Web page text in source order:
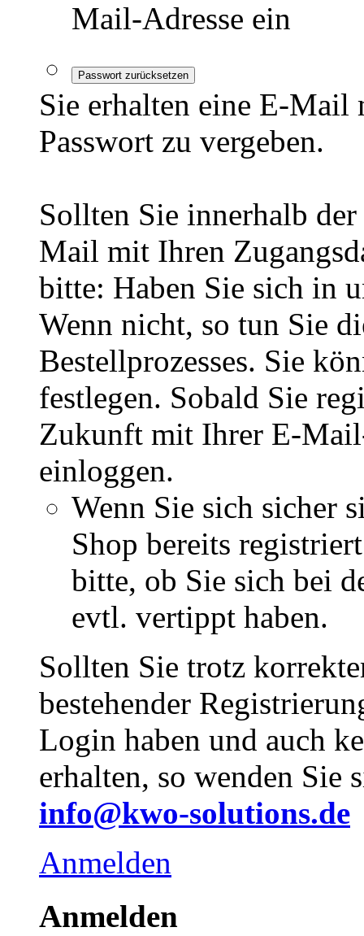
Mail-Adresse ein
Passwort zurücksetzen
Sie erhalten eine E-
Passwort zu vergeben.
Sollten Sie innerhalb
Mail mit Ihren
bitte: Haben Sie sich in
Wenn nicht, so tun Sie
Bestellprozesses. Sie
festlegen. Sobald Sie
Zukunft mit Ihrer E-
einloggen.
Wenn Sie sich sicher
Shop bereits
bitte, ob Sie sich bei
evtl. vertippt haben.
Sollten Sie trotz
bestehender
Login haben und auch
erhalten, so wenden
info@kwo-solutions.de
Anmelden
Anmelden